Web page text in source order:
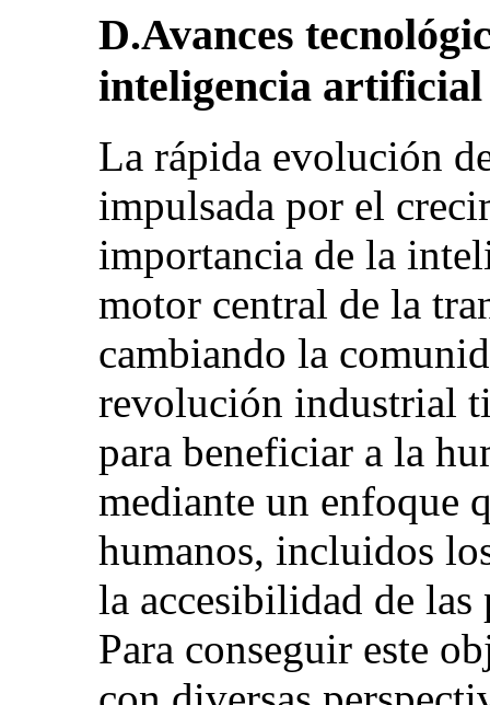
D.Avances
inteligencia artificial
La rápida evolución
impulsada por el
importancia de la
motor central de la
cambiando la
revolución industrial
para beneficiar a la
mediante un enfoque
humanos, incluidos
la accesibilidad de las
Para conseguir este